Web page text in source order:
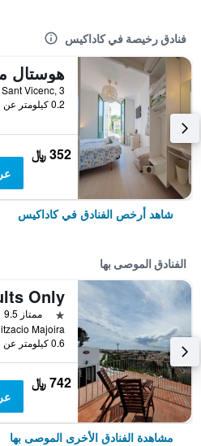
فنادق رخيصة في كاداكيس
0.2 كيلومتر عن وسط المدينة
352 ﷼
شاهد أرخص الفنادق في كاداكيس
الفنادق الموصى بها
نجمة واحدة
ممتاز 9.5
0.6 كيلومتر عن وسط المدينة
742 ﷼
مشاهدة الفنادق الأخرى الموصى بها